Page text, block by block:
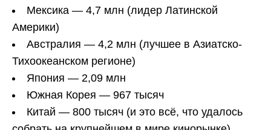
Мексика — 4,7 млн (лидер Латинской
Америки)
Австралия — 4,2 млн (лучшее в Азиатско-
Тихоокеанском регионе)
Япония — 2,09 млн
Южная Корея — 967 тысяч
Китай — 800 тысяч (и это всё, что удалось